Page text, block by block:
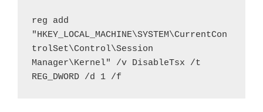
reg add
"HKEY_LOCAL_MACHINE\SYSTEM\CurrentCon
trolSet\Control\Session
Manager\Kernel" /v DisableTsx /t
REG_DWORD /d 1 /f